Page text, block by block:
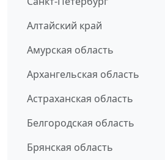
Алтайский край
Амурская область
Архангельская область
Астраханская область
Белгородская область
Брянская область